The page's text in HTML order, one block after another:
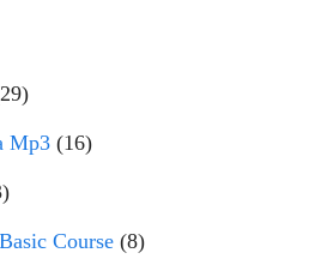
Mp3 (16)
Course (8)